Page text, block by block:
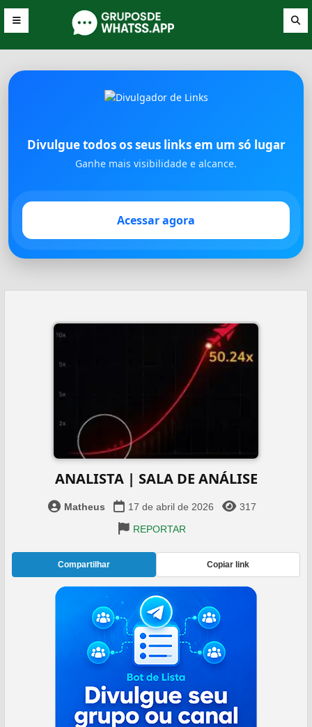
Divulgue todos os seus links em um só lugar
Ganhe mais visibilidade e alcance.
Acessar agora
ANALISTA | SALA DE ANÁLISE
Matheus 17 de abril de 2026
317
REPORTAR
Compartilhar Copiar link